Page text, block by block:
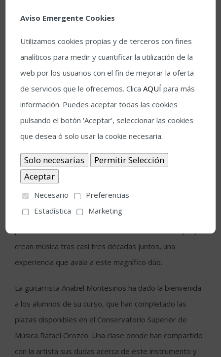
ANDALUCIA/ CÓRDOBA. 06-07-2024.Concierto de la
artista , María Peláe dentro del marco del 43º Festival
de la Guiatrra de Córdoba en el Gran Teatro. EFE / Rafa
Cuarto día del Programa Formativo
Elliott Murphy y Olivier Durand han tenido doblete hoy
en el Gran Teatro con la masterclass que han impartido
crean música tras casi tres décadas juntos, una
experiencia que avala a este magnífico dúo.
La guitarrista Anabel Montesinos ha dado la bienvenida
a los alumnos de su curso, que han completado las
plazas disponibles en el Conservatorio Superior de
Música Rafael Orozco. Una clase donde han compartido
con la artista sus dudas acerca de este instrumento y
Aviso Emergente Cookies
Utilizamos cookies propias y de terceros con fines
analíticos para medir y cuantificar la utilización de la
web por los usuarios con el fin de mejorar la oferta
de servicios que le ofrecemos. ClicaAQUÍ para más
información. Puedes aceptar todas las cookies
pulsando el botón 'Aceptar', seleccionar las cookies
que desea ó solo usar la cookie necesaria.
Necesario
Preferencias
Estadística
Marketing